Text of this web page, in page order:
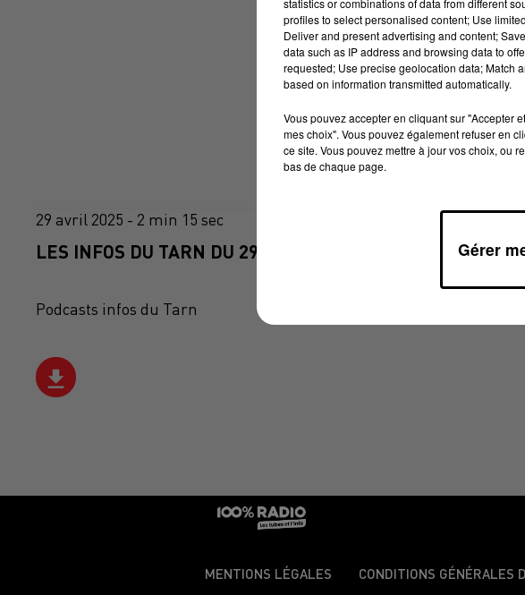
29 avril 2025 - 2 min 15 sec
LES INFOS DU TARN DU 29/04/2025 À 09H59
Podcasts infos du Tarn
MENTIONS LÉGALES CONDITIONS GÉNÉRALES
profiles to select personalised content; Use
Deliver and present advertising and content;
data such as IP address and browsing data to
requested; Use precise geolocation data; Match
based on information transmitted automatically.
Vous pouvez accepter en cliquant sur "Accepter
mes choix". Vous pouvez également refuser en
ce site. Vous pouvez mettre à jour vos choix, ou
bas de chaque page.
Gérer